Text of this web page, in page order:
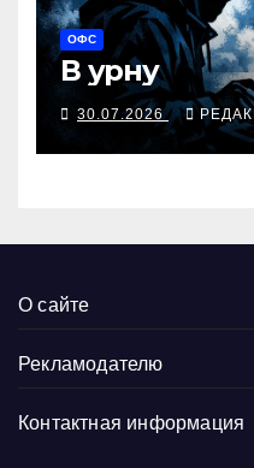
ОФС
В урну
30.07.2026
О сайте
Рекламодателю
Контактная информация